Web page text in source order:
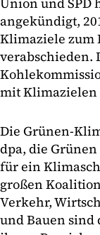
angekündigt,
Klimaziele zum
verabschieden.
mit Klimazielen
Die Grünen-
dpa, die
für ein
großen
Verkehr,
und Bauen